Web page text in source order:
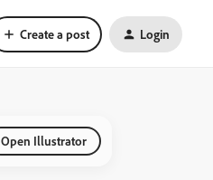
Create a post Login
Open Illustrator